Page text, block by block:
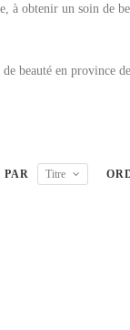
à obtenir un soin de
beauté en province de
Titre